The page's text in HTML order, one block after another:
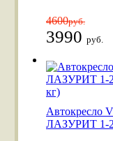
4600руб.
3990 руб.
Автокресло
ЛАЗУРИТ 1-